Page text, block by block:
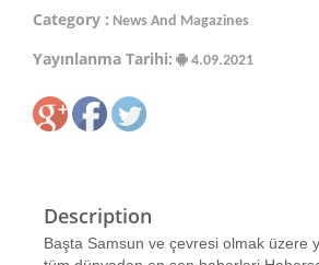
Category : News And Magazines
Yayınlanma Tarihi: 4.09.2021
Description
Başta Samsun ve çevresi olmak üzere